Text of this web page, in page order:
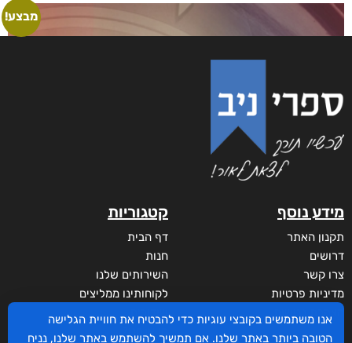
מבצע!
מידע נוסף
תקנון האתר
דרושים
צרו קשר
מדיניות פרטיות
הצהרת נגישות
קטגוריות
דף הבית
חנות
השירותים שלנו
לקוחותינו ממליצים
מי אנחנו?
אנו משתמשים בקובצי עוגיות כדי להבטיח את חוויית הגלישה
הטובה ביותר באתר שלנו. אם תמשיך להשתמש באתר שלנו, נניח